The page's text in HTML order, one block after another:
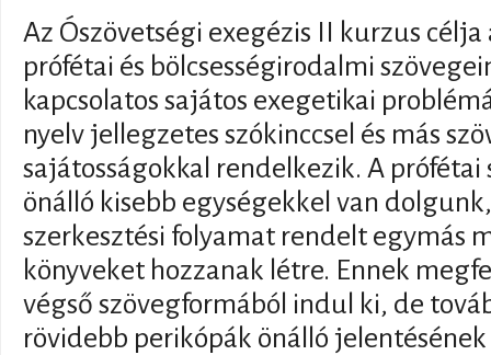
Az Ószövetségi exegézis II kurzus
prófétai és bölcsességirodalmi
kapcsolatos sajátos exegetikai
nyelv jellegzetes szókinccsel és más
sajátosságokkal rendelkezik. A
önálló kisebb egységekkel van
szerkesztési folyamat rendelt egymás
könyveket hozzanak létre. Ennek
végső szövegformából indul ki, de
rövidebb perikópák önálló